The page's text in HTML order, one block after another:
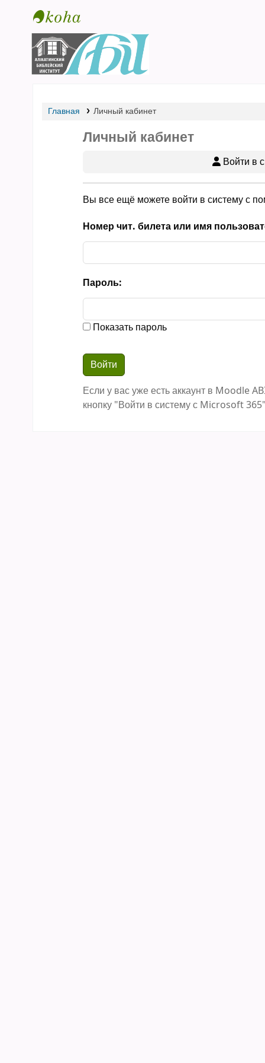
Библиотека АБИ
Главная Личный кабинет
Личный кабинет
Войти в
Вы все ещё можете войти в систему с
Номер чит. билета или имя
Пароль:
Показать пароль
Если у вас уже есть аккаунт в Moodle
кнопку "Войти в систему с Microsoft